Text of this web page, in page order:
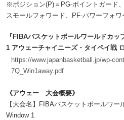
※ポジション(P)＝PG-ポイントガード
スモールフォワード、PF-パワーフォワ
『FIBAバスケットボールワールドカ
1 アウェーチャイニーズ・タイペイ戦
https://www.japanbasketball.jp/wp-
7Q_Win1away.pdf
《アウェー 大会概要》
【大会名】FIBAバスケットボールワ
Window 1